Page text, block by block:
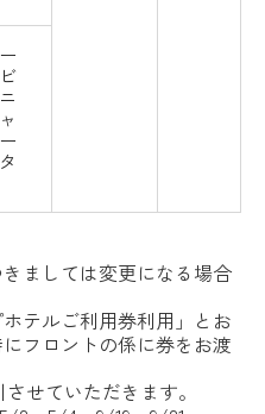
ましては変更になる場合
テルご利用券利用」とお
フロントの係に券をお渡
せていただきます。